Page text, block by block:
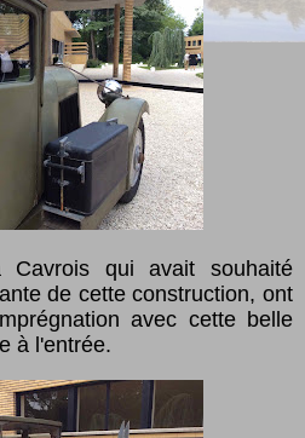
qui avait souhaité
de cette construction, ont
avec cette belle
à l'entrée.